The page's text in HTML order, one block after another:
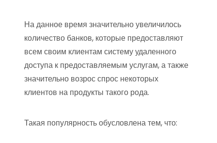
На данное время значительно увеличилось
количество банков, которые предоставляют
всем своим клиентам систему удаленного
доступа к предоставляемым услугам, а также
значительно возрос спрос некоторых
клиентов на продукты такого рода.
Такая популярность обусловлена тем, что: